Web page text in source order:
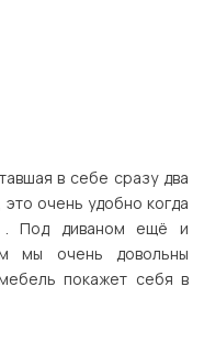
в себе сразу два
очень удобно когда
. Под диваном ещё и
мы очень довольны
покажет себя в